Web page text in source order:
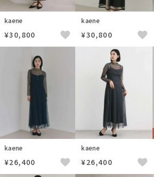
kaene
¥30,800
kaene
¥30,800
kaene
¥26,400
kaene
¥26,400